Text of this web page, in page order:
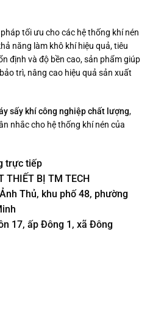
pháp tối ưu cho các hệ thống khí nén
năng làm khô khí hiệu quả, tiêu
định và độ bền cao, sản phẩm giúp
trì, nâng cao hiệu quả sản xuất
sấy khí công nghiệp chất lượng,
nhắc cho hệ thống khí nén của
trực tiếp
THIẾT BỊ TM TECH
Thủ, khu phố 48, phường
17, ấp Đông 1, xã Đông